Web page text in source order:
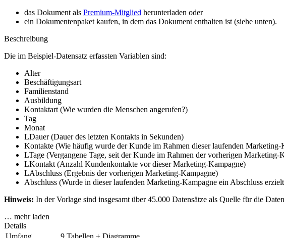
das Dokument als Premium-Mitglied herunterladen oder
ein Dokumentenpaket kaufen, in dem das Dokument enthalten ist (siehe unten).
Beschreibung
Die im Beispiel-Datensatz erfassten Variablen sind:
Alter
Beschäftigungsart
Familienstand
Ausbildung
Kontaktart (Wie wurden die Menschen angerufen?)
Tag
Monat
LDauer (Dauer des letzten Kontakts in Sekunden)
Kontakte (Wie häufig wurde der Kunde im Rahmen dieser laufenden Marketing-
LTage (Vergangene Tage, seit der Kunde im Rahmen der vorherigen Marketing-
LKontakt (Anzahl Kundenkontakte vor dieser Marketing-Kampagne)
LAbschluss (Ergebnis der vorherigen Marketing-Kampagne)
Abschluss (Wurde in dieser laufenden Marketing-Kampagne ein Abschluss
Hinweis: In der Vorlage sind insgesamt über 45.000 Datensätze als Quelle für die
… mehr laden
Details
Umfang
9 Tabellen + Diagramme